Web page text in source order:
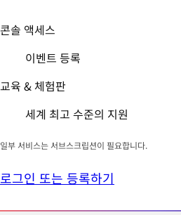
콘솔 액세스
이벤트 등록
교육 & 체험판
세계 최고 수준의 지원
일부 서비스는 서브스크립션이 필요합니다.
로그인 또는 등록하기